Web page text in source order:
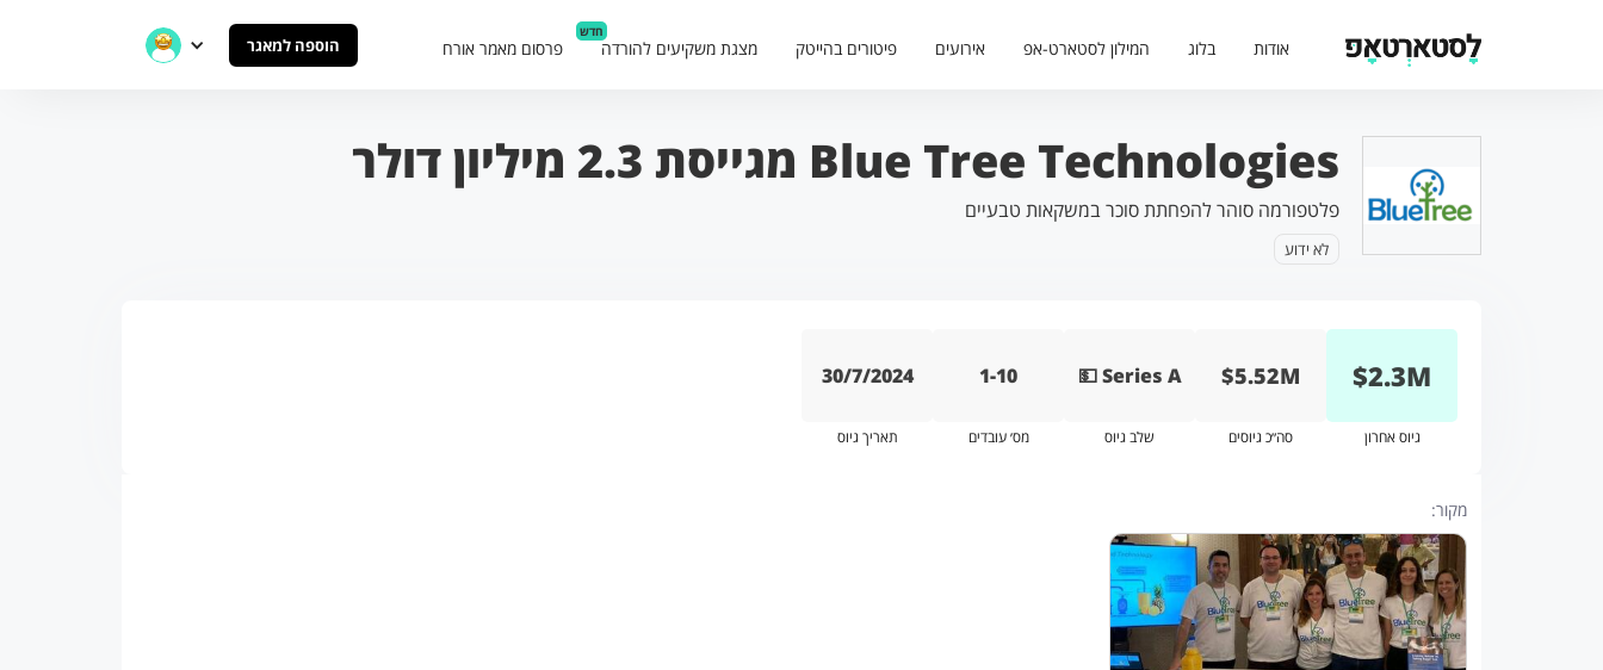
אודות בלוג המילון לסטארט-אפ אירועים פיטורים בהייטק מצגת משקיעים להורדה
חדש
פרסום מאמר אורח הוספה למאגר
Blue Tree Technologies מגייסת 2.3 מיליון דולר
פלטפורמה סוהר להפחתת סוכר במשקאות טבעיים
לא ידוע
M
2.3
$
גיוס אחרון
$5.52M
סה״כ גיוסים
💵 Series A
שלב גיוס
1-10
מס׳ עובדים
30/7/2024
תאריך גיוס
מקור: